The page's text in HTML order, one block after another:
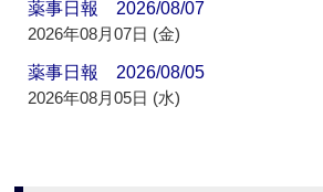
薬事日報 2026/08/07
2026年08月07日 (金)
薬事日報 2026/08/05
2026年08月05日 (水)